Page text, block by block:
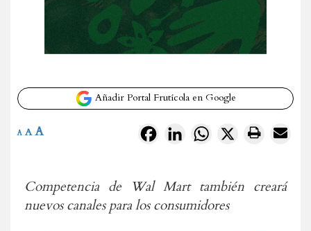
Añadir Portal Frutícola en Google
FacebookLinkedInWhatsApp
X
A A A
Competencia de Wal Mart también creará
nuevos canales para los consumidores